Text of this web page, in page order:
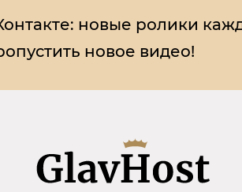
новые ролики
новое видео!